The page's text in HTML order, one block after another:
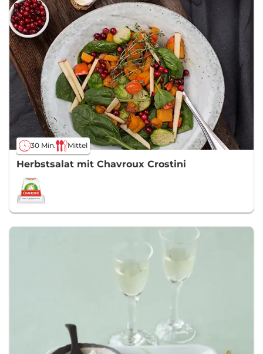
30 Min. Mittel
Herbstsalat mit Chavroux Crostini